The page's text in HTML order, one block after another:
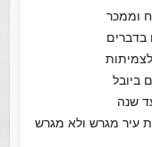
וממכר
בדברים
ביובל
שנה
עיר מגרש ולא מגרש